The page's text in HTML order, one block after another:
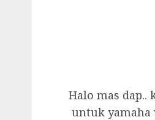
Halo mas
untuk yamaha